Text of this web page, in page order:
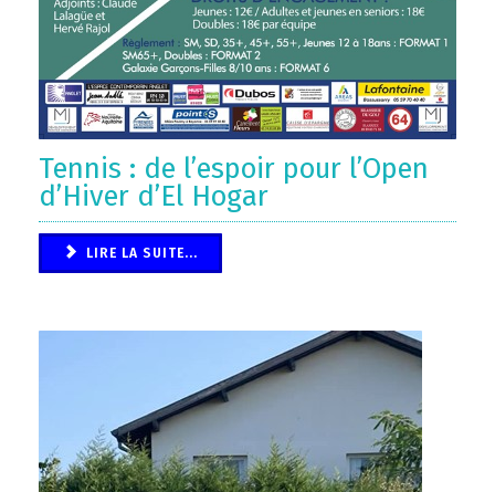
Tennis : de l’espoir pour l’Open
d’Hiver d’El Hogar
LIRE LA SUITE...